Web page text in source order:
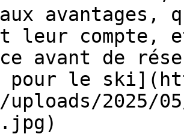
leur compte,
avant de
pour le
uploads/2025/